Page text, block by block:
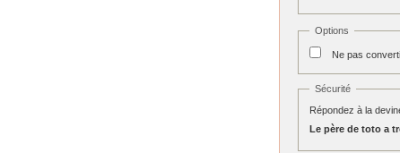
Options
Ne pas
Sécurité
Répondez à la
Le père de toto a